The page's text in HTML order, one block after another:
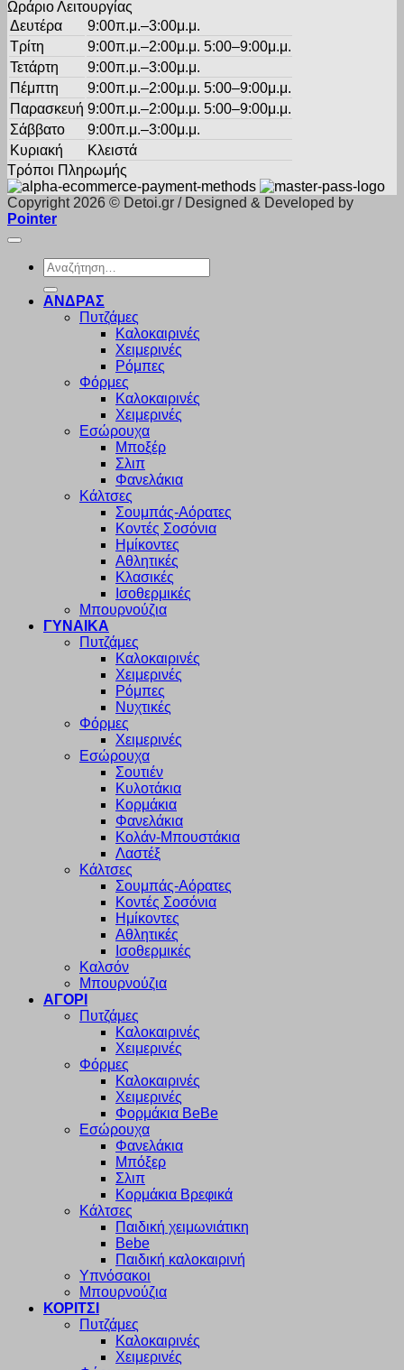
Ωράριο Λειτουργίας
Δευτέρα
9:00π.μ.–3:00μ.μ.
Τρίτη
9:00π.μ.–2:00μ.μ. 5:00–9:00μ.μ.
Τετάρτη
9:00π.μ.–3:00μ.μ.
Πέμπτη
9:00π.μ.–2:00μ.μ. 5:00–9:00μ.μ.
Παρασκευή 9:00π.μ.–2:00μ.μ. 5:00–9:00μ.μ.
Σάββατο
9:00π.μ.–3:00μ.μ.
Κυριακή
Κλειστά
Τρόποι Πληρωμής
Copyright 2026 © Detoi.gr / Designed & Developed by
Pointer
Αναζήτηση
για:
ΑΝΔΡΑΣ
Πυτζάμες
Καλοκαιρινές
Χειμερινές
Ρόμπες
Φόρμες
Καλοκαιρινές
Χειμερινές
Εσώρουχα
Μποξέρ
Σλιπ
Φανελάκια
Κάλτσες
Σουμπάς-Αόρατες
Κοντές Σοσόνια
Ημίκοντες
Αθλητικές
Κλασικές
Ισοθερμικές
Μπουρνούζια
ΓΥΝΑΙΚΑ
Πυτζάμες
Καλοκαιρινές
Χειμερινές
Ρόμπες
Νυχτικές
Φόρμες
Χειμερινές
Εσώρουχα
Σουτιέν
Κυλοτάκια
Κορμάκια
Φανελάκια
Κολάν-Μπουστάκια
Λαστέξ
Κάλτσες
Σουμπάς-Αόρατες
Κοντές Σοσόνια
Ημίκοντες
Αθλητικές
Ισοθερμικές
Καλσόν
Μπουρνούζια
ΑΓΟΡΙ
Πυτζάμες
Καλοκαιρινές
Χειμερινές
Φόρμες
Καλοκαιρινές
Χειμερινές
Φορμάκια BeBe
Εσώρουχα
Φανελάκια
Μπόξερ
Σλιπ
Κορμάκια Βρεφικά
Κάλτσες
Παιδική χειμωνιάτικη
Bebe
Παιδική καλοκαιρινή
Υπνόσακοι
Μπουρνούζια
ΚΟΡΙΤΣΙ
Πυτζάμες
Καλοκαιρινές
Χειμερινές